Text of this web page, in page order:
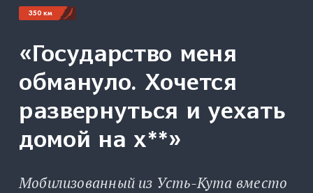
350 км
«Государство меня
обмануло. Хочется
развернуться и уехать
домой на х**»
Мобилизованный из Усть-Кута вместо